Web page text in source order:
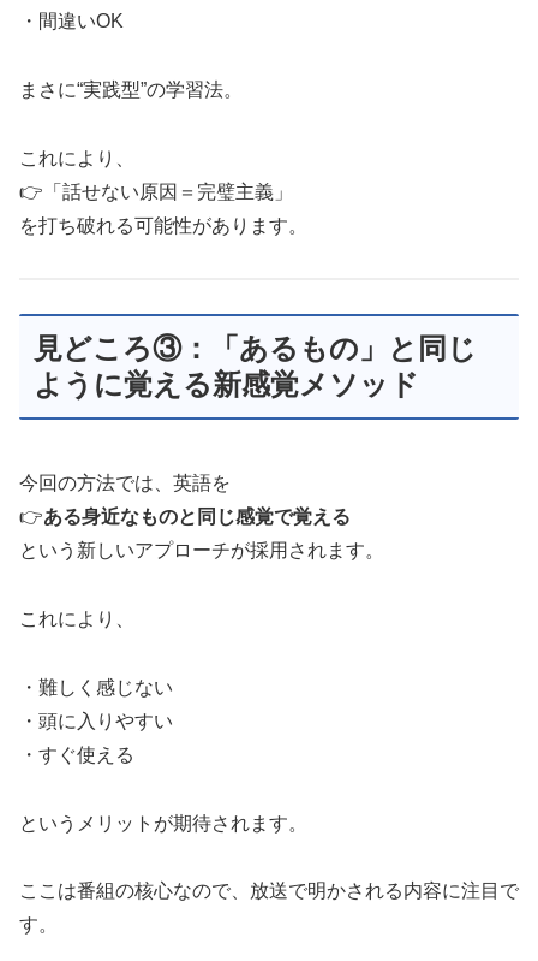
・間違いOK
まさに“実践型”の学習法。
これにより、
👉「話せない原因＝完璧主義」
を打ち破れる可能性があります。
見どころ③：「あるもの」と同じ
ように覚える新感覚メソッド
今回の方法では、英語を
👉ある身近なものと同じ感覚で覚える
という新しいアプローチが採用されます。
これにより、
・難しく感じない
・頭に入りやすい
・すぐ使える
というメリットが期待されます。
ここは番組の核心なので、放送で明かされる内容に注目で
す。